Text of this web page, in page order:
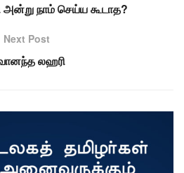
அன்று நாம் செய்ய கூடாத?
Next Post
லஹரி